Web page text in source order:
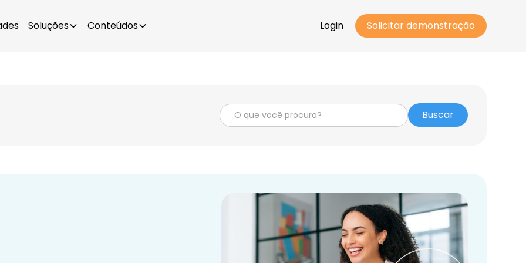
Soluções Conteúdos Login Solicitar demonstração